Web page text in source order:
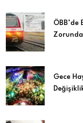
ÖBB’de
Zorunda
Gece